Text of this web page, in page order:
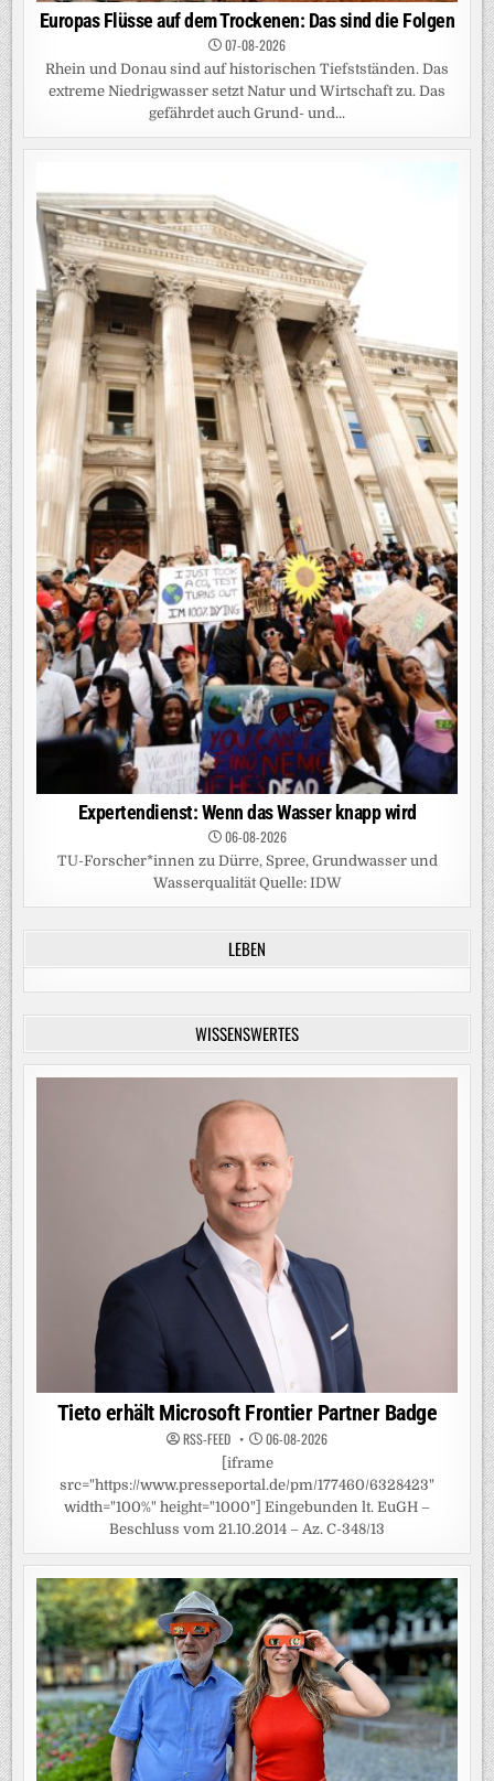
Europas Flüsse auf dem Trockenen: Das sind die Folgen
07-08-2026
Rhein und Donau sind auf historischen Tiefstständen. Das
extreme Niedrigwasser setzt Natur und Wirtschaft zu. Das
gefährdet auch Grund- und...
Expertendienst: Wenn das Wasser knapp wird
06-08-2026
TU-Forscher*innen zu Dürre, Spree, Grundwasser und
Wasserqualität Quelle: IDW
LEBEN
WISSENSWERTES
Tieto erhält Microsoft Frontier Partner Badge
RSS-FEED 06-08-2026
[iframe
src="https://www.presseportal.de/pm/177460/6328423"
width="100%" height="1000"] Eingebunden lt. EuGH –
Beschluss vom 21.10.2014 – Az. C-348/13